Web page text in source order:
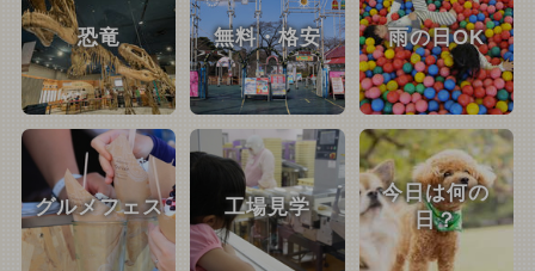
恐竜 無料・格安 雨の日OK
グルメフェス 工場見学
今日は何の
日？